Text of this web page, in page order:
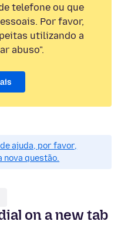
telefone ou que
Por favor,
utilizando a
abuso".
ajuda, por favor,
nova questão.
on a new tab